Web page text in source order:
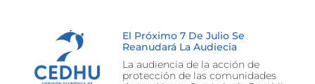
El Próximo 7 De Julio Se
Reanudará La Audiecia
La audiencia de la acción de
protección de las comunidades